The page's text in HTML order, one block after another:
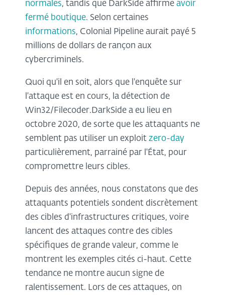
normales, tandis que DarkSide affirme avoir
fermé boutique. Selon certaines
informations, Colonial Pipeline aurait payé 5
millions de dollars de rançon aux
cybercriminels.
Quoi qu'il en soit, alors que l'enquête sur
l'attaque est en cours, la détection de
Win32/Filecoder.DarkSide a eu lieu en
octobre 2020, de sorte que les attaquants ne
semblent pas utiliser un exploit zero-day
particulièrement, parrainé par l'État, pour
compromettre leurs cibles.
Depuis des années, nous constatons que des
attaquants potentiels sondent discrètement
des cibles d'infrastructures critiques, voire
lancent des attaques contre des cibles
spécifiques de grande valeur, comme le
montrent les exemples cités ci-haut. Cette
tendance ne montre aucun signe de
ralentissement. Lors de ces attaques, on